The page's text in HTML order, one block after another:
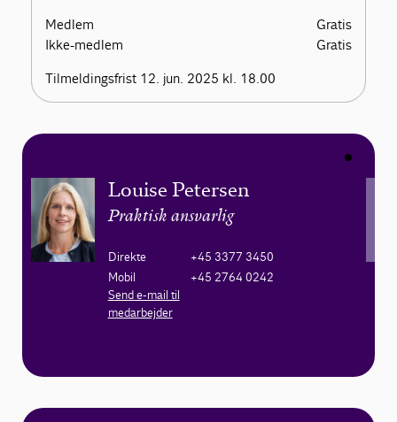
Medlem
Gratis
Ikke-medlem
Gratis
Tilmeldingsfrist 12. jun. 2025 kl. 18.00
Louise Petersen
Praktisk ansvarlig
Direkte
+45 3377 3450
Mobil
+45 2764 0242
Send e-mail til
medarbejder